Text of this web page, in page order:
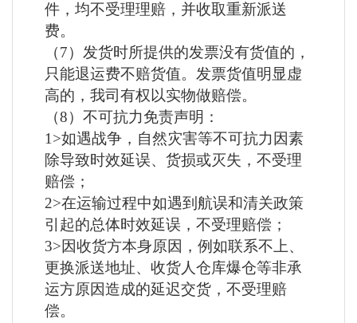
件，均不受理理赔，并收取重新派送
费。
（7）发货时所提供的发票没有货值的，
只能退运费不赔货值。发票货值明显虚
高的，我司有权以实物做赔偿。
（8）不可抗力免责声明：
1>如遇战争，自然灾害等不可抗力因素
除导致时效延误、货损或灭失，不受理
赔偿；
2>在运输过程中如遇到航误和清关政策
引起的总体时效延误，不受理赔偿；
3>因收货方本身原因，例如联系不上、
更换派送地址、收货人仓库爆仓等非承
运方原因造成的延迟交货，不受理赔
偿。